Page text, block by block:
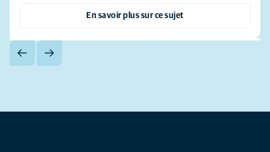
En savoir plus sur ce sujet